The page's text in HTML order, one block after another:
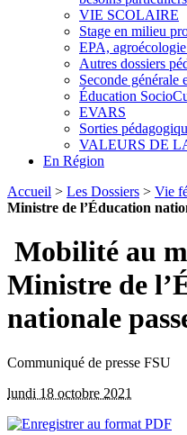
VIE SCOLAIRE
Stage en milieu
EPA,
Autres dossiers
Seconde générale
Éducation
EVARS
Sorties
VALEURS DE
En Région
Accueil > Les Dossiers > Vie
Ministre de l’Éducation
Mobilité au
Ministre de
nationale
Communiqué de presse FSU
lundi 18 octobre 2021